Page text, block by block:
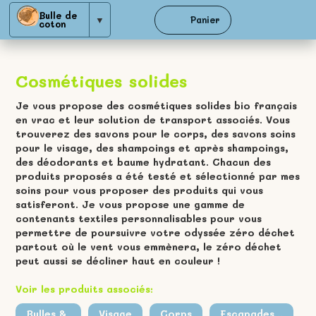
Bulle de
coton ▼ Panier
Cosmétiques solides
Je vous propose des cosmétiques solides bio français
en vrac et leur solution de transport associés. Vous
trouverez des savons pour le corps, des savons soins
pour le visage, des shampoings et après shampoings,
des déodorants et baume hydratant. Chacun des
produits proposés a été testé et sélectionné par mes
soins pour vous proposer des produits qui vous
satisferont. Je vous propose une gamme de
contenants textiles personnalisables pour vous
permettre de poursuivre votre odyssée zéro déchet
partout où le vent vous emmènera, le zéro déchet
peut aussi se décliner haut en couleur !
Voir les produits associés: